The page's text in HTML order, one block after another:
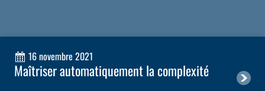
16 novembre 2021
Maîtriser automatiquement la complexité